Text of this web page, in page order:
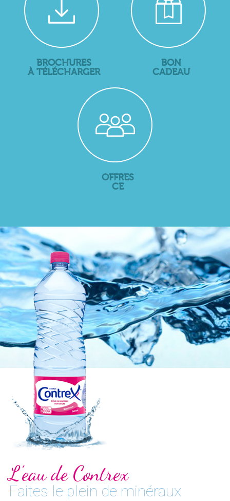
BROCHURES
À TÉLÉCHARGER
BON
CADEAU
OFFRES
CE
L’eau de Contrex
Faites le plein de minéraux